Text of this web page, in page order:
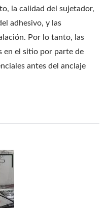
la calidad del sujetador,
adhesivo, y las
Por lo tanto, las
en el sitio por parte de
antes del anclaje